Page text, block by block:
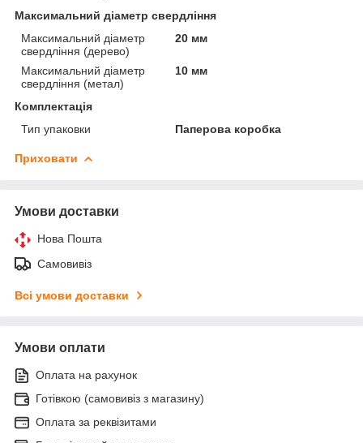
Максимальний діаметр свердління
Максимальний діаметр
свердління (дерево)
20 мм
Максимальний діаметр
свердління (метал)
10 мм
Комплектація
Тип упаковки
Паперова коробка
Приховати
Умови доставки
Нова Пошта
Самовивіз
Всі умови доставки
Умови оплати
Оплата на рахунок
Готівкою (самовивіз з магазину)
Оплата за реквізитами